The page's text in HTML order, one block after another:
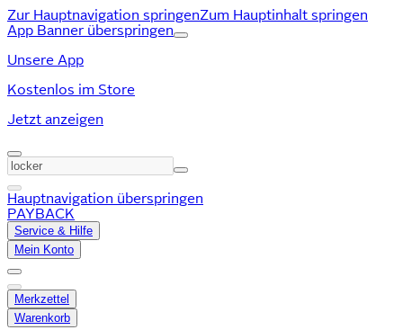
Zur Hauptnavigation springenZum Hauptinhalt springen
App Banner überspringen
Unsere App
Kostenlos im Store
Jetzt anzeigen
Hauptnavigation überspringen
PAYBACK
Service & Hilfe
Mein Konto
Merkzettel
Warenkorb